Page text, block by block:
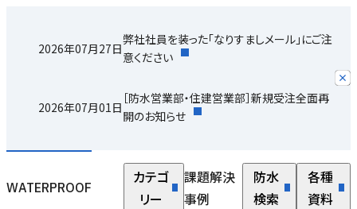
2026年07月27日
弊社社員を装った「なりすましメール」にご注
意ください
2026年07月01日
［防水営業部・住建営業部］新規受注全面再
開のお知らせ
WATERPROOF
カテゴ
リー
課題解決
事例
防水
検索
各種
資料